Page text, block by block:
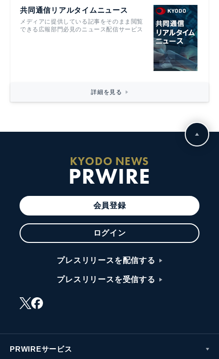
共同通信リアルタイムニュース
メディアに提供している記事をそのまま閲覧
できる広報部門必見のニュース配信サービス
詳細を見る
KYODO NEWS
PRWIRE
会員登録
ログイン
プレスリリースを配信する
プレスリリースを受信する
PRWIREサービス